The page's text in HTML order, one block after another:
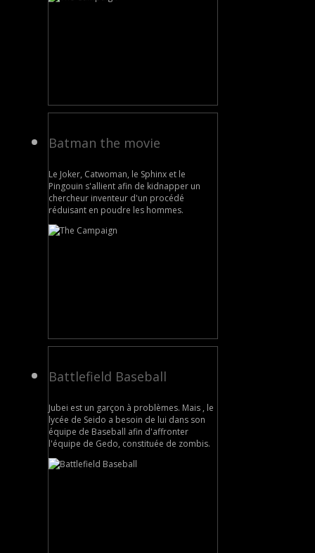
Batman the movie
Le Joker, Catwoman, le Sphinx et le
Pingouin s'allient afin de kidnapper un
chercheur inventeur d'un procédé
réduisant en poudre les hommes.
Battlefield Baseball
Jubei est un garçon à problèmes. Mais , le
lycée de Seido a besoin de lui dans son
équipe de Baseball afin d'affronter
l'équipe de Gedo, constituée de zombis.